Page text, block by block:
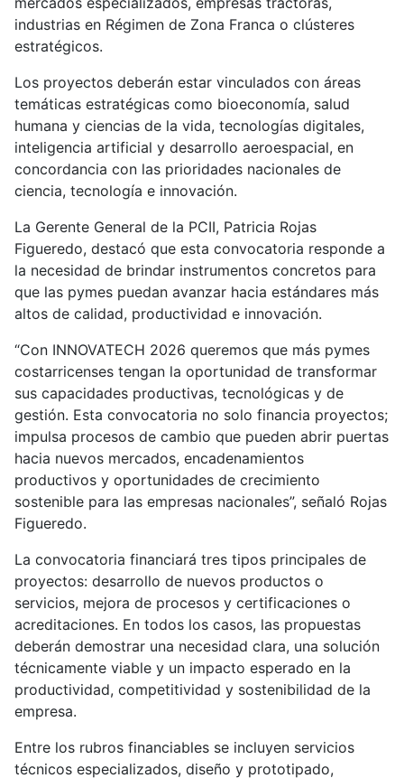
industrias en Régimen de Zona Franca o clústeres
estratégicos.
Los proyectos deberán estar vinculados con áreas
temáticas estratégicas como bioeconomía, salud
humana y ciencias de la vida, tecnologías digitales,
inteligencia artificial y desarrollo aeroespacial, en
concordancia con las prioridades nacionales de
ciencia, tecnología e innovación.
La Gerente General de la PCII, Patricia Rojas
Figueredo, destacó que esta convocatoria responde a
la necesidad de brindar instrumentos concretos para
que las pymes puedan avanzar hacia estándares más
altos de calidad, productividad e innovación.
“Con INNOVATECH 2026 queremos que más pymes
costarricenses tengan la oportunidad de transformar
sus capacidades productivas, tecnológicas y de
gestión. Esta convocatoria no solo financia proyectos;
impulsa procesos de cambio que pueden abrir puertas
hacia nuevos mercados, encadenamientos
productivos y oportunidades de crecimiento
sostenible para las empresas nacionales”, señaló Rojas
Figueredo.
La convocatoria financiará tres tipos principales de
proyectos: desarrollo de nuevos productos o
servicios, mejora de procesos y certificaciones o
acreditaciones. En todos los casos, las propuestas
deberán demostrar una necesidad clara, una solución
técnicamente viable y un impacto esperado en la
productividad, competitividad y sostenibilidad de la
empresa.
Entre los rubros financiables se incluyen servicios
técnicos especializados, diseño y prototipado,